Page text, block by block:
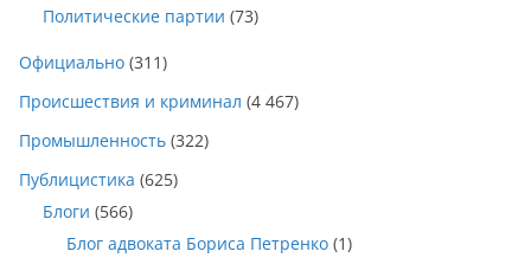
Политические партии (73)
Официально (311)
Происшествия и криминал (4 467)
Промышленность (322)
Публицистика (625)
Блоги (566)
Блог адвоката Бориса Петренко (1)